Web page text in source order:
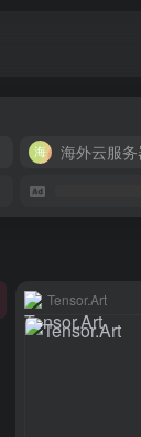
海外云服
Tensor.Art